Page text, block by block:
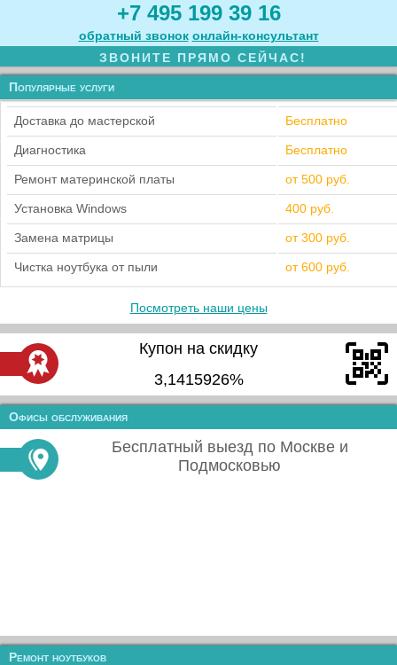
+7 495 199 39 16
обратный звонок онлайн‑консультант
ЗВОНИТЕ ПРЯМО СЕЙЧАС!
Популярные услуги
Доставка до мастерской Бесплатно
Диагностика Бесплатно
Ремонт материнской платы от 500 руб.
Установка Windows 400 руб.
Замена матрицы от 300 руб.
Чистка ноутбука от пыли от 600 руб.
Посмотреть наши цены
Купон на скидку
3,1415926%
Офисы обслуживания
Бесплатный выезд по Москве и
Подмосковью
Ремонт ноутбуков